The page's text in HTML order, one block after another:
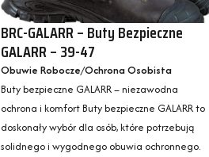
BRC-GALARR – Buty Bezpieczne
GALARR – 39-47
Obuwie Robocze Ochrona Osobista
Buty bezpieczne GALARR – niezawodna
ochrona i komfort Buty bezpieczne GALARR to
doskonały wybór dla osób, które potrzebują
solidnego i wygodnego obuwia ochronnego.